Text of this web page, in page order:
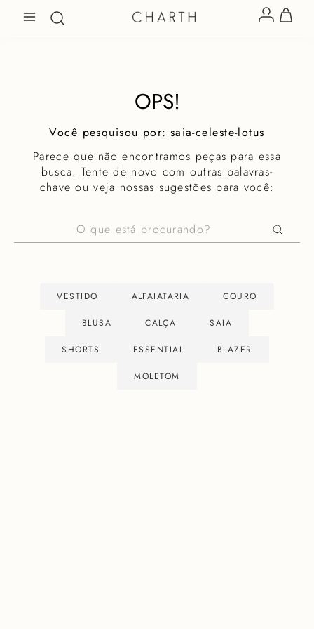
OPS!
saia-celeste-lotus
Parece que não encontramos peças para essa
busca. Tente de novo com outras palavras-
chave ou veja nossas sugestões para você:
O que está procurando?
VESTIDO ALFAIATARIA COURO
BLUSA CALÇA SAIA
SHORTS ESSENTIAL BLAZER
MOLETOM